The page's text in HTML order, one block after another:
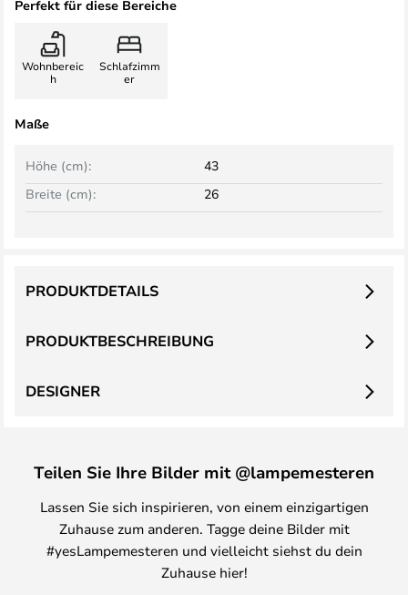
Perfekt für diese Bereiche
Wohnbereic
h
Schlafzimm
er
Maße
Breite (cm): 26
Höhe (cm): 43
PRODUKTBESCHREIBUNG
PRODUKTDETAILS
DESIGNER
Teilen Sie Ihre Bilder mit @lampemesteren
Lassen Sie sich inspirieren, von einem einzigartigen
Zuhause zum anderen. Tagge deine Bilder mit
#yesLampemesteren und vielleicht siehst du dein
Zuhause hier!